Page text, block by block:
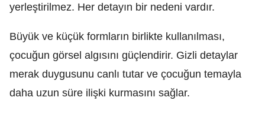
yerleştirilmez. Her detayın bir nedeni vardır.
Büyük ve küçük formların birlikte kullanılması,
çocuğun görsel algısını güçlendirir. Gizli detaylar
merak duygusunu canlı tutar ve çocuğun temayla
daha uzun süre ilişki kurmasını sağlar.